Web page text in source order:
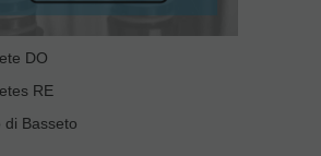
DO
RE
di Basseto